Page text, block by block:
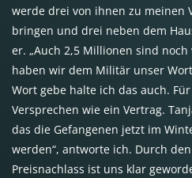
werde drei von ihnen zu meinen
bringen und drei neben dem
er. „Auch 2,5 Millionen sind
haben wir dem Militär unser
Wort gebe halte ich das auch.
Versprechen wie ein Vertrag.
das die Gefangenen jetzt im
werden“, antworte ich. Durch
Preisnachlass ist uns klar